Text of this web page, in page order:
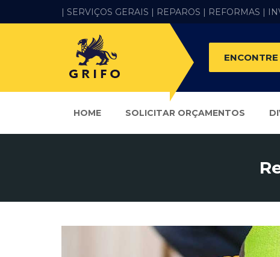
| SERVIÇOS GERAIS | REPAROS | REFORMAS |
HOME SOLICITAR ORÇAMENTOS